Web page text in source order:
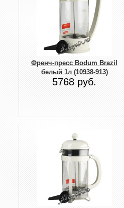
Френч-пресс Bodum Brazil
белый 1л (10938-913)
5768 руб.